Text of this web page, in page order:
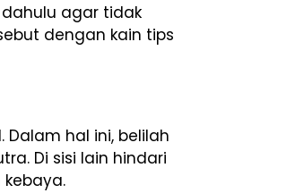
agar tidak
dengan kain tips
hal ini, belilah
Di sisi lain hindari